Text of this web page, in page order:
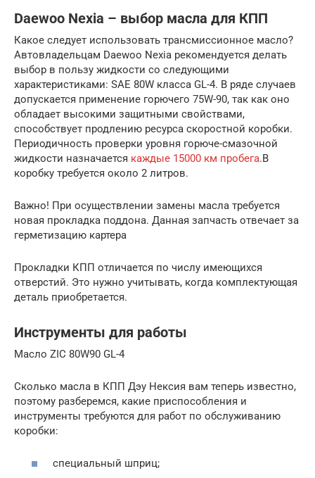
Daewoo Nexia – выбор масла для КПП
Какое следует использовать трансмиссионное масло?
Автовладельцам Daewoo Nexia рекомендуется делать
выбор в пользу жидкости со следующими
характеристиками: SAE 80W класса GL-4. В ряде случаев
допускается применение горючего 75W-90, так как оно
обладает высокими защитными свойствами,
способствует продлению ресурса скоростной коробки.
Периодичность проверки уровня горюче-смазочной
жидкости назначается каждые 15000 км пробега.В
коробку требуется около 2 литров.
Важно! При осуществлении замены масла требуется
новая прокладка поддона. Данная запчасть отвечает за
герметизацию картера
Прокладки КПП отличается по числу имеющихся
отверстий. Это нужно учитывать, когда комплектующая
деталь приобретается.
Инструменты для работы
Масло ZIC 80W90 GL-4
Сколько масла в КПП Дэу Нексия вам теперь известно,
поэтому разберемся, какие приспособления и
инструменты требуются для работ по обслуживанию
коробки:
специальный шприц;